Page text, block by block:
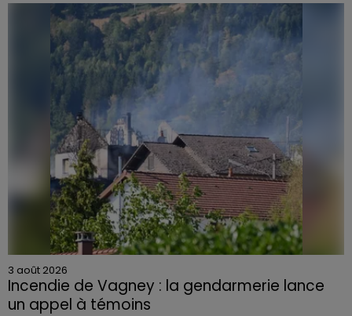
3 août 2026
Incendie de Vagney : la gendarmerie lance
un appel à témoins